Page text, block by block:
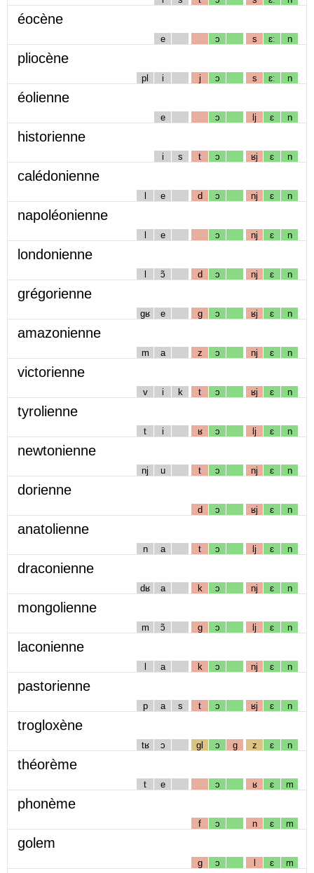
éocène
e ɔ s ɛː n
pliocène
pl i j ɔ s ɛː n
éolienne
e ɔ lj ɛ n
historienne
i s t ɔ ʁj ɛ n
calédonienne
l e d ɔ nj ɛ n
napoléonienne
l e ɔ nj ɛ n
londonienne
l ɔ̃ d ɔ nj ɛ n
grégorienne
gʁ e g ɔ ʁj ɛ n
amazonienne
m a z ɔ nj ɛ n
victorienne
v i k t ɔ ʁj ɛ n
tyrolienne
t i ʁ ɔ lj ɛ n
newtonienne
nj u t ɔ nj ɛ n
dorienne
d ɔ ʁj ɛ n
anatolienne
n a t ɔ lj ɛ n
draconienne
dʁ a k ɔ nj ɛ n
mongolienne
m ɔ̃ g ɔ lj ɛ n
laconienne
l a k ɔ nj ɛ n
pastorienne
p a s t ɔ ʁj ɛ n
trogloxène
tʁ ɔ gl ɔ g z ɛ n
théorème
t e ɔ ʁ ɛ m
phonème
f ɔ n ɛ m
golem
g ɔ l ɛ m